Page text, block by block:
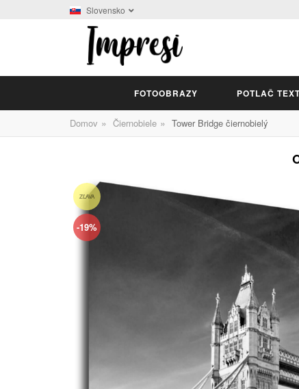
Slovensko
FOTOOBRAZY POTLAČ
Domov » Čiernobiele » Tower Bridge čiernobielý
ZĽAVA
-19%